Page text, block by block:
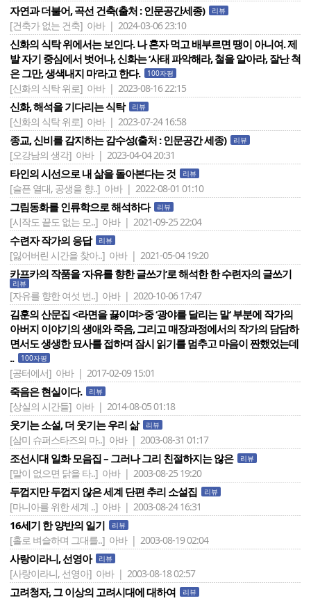
자연과 더불어, 곡선 건축(출처 : 인문공간세종) 리뷰
[건축가 없는 건축] 아바 | 2024-03-06 23:10
신화의 식탁 위에서는 보인다. 나 혼자 먹고 배부르면 땡이 아니여. 제
발 자기 중심에서 벗어나, 신화는 ‘사태 파악해라, 철을 알아라, 잘난 척
은 그만, 생색내지 마’라고 한다.
100자평
[신화의 식탁 위로] 아바 | 2023-08-16 22:15
신화, 해석을 기다리는 식탁 리뷰
[신화의 식탁 위로] 아바 | 2023-07-24 16:58
종교, 신비를 감지하는 감수성(출처 : 인문공간 세종) 리뷰
[오강남의 생각] 아바 | 2023-04-04 20:31
타인의 시선으로 내 삶을 돌아본다는 것 리뷰
[슬픈 열대, 공생을 향..] 아바 | 2022-08-01 01:10
그림동화를 인류학으로 해석하다 리뷰
[시작도 끝도 없는 모..] 아바 | 2021-09-25 22:04
수련자 작가의 응답 리뷰
[잃어버린 시간을 찾아..] 아바 | 2021-05-04 19:20
카프카의 작품을 ‘자유를 향한 글쓰기’로 해석한 한 수련자의 글쓰기
리뷰
[자유를 향한 여섯 번..] 아바 | 2020-10-06 17:47
김훈의 산문집 <라면을 끓이며>중 ‘광야를 달리는 말‘ 부분에 작가의
아버지 이야기의 생애와 죽음, 그리고 매장과정에서의 작가의 담담하
면서도 생생한 묘사를 접하며 잠시 읽기를 멈추고 마음이 짠했었는데
..
100자평
[공터에서] 아바 | 2017-02-09 15:01
죽음은 현실이다. 리뷰
[상실의 시간들] 아바 | 2014-08-05 01:18
웃기는 소설, 더 웃기는 우리 삶 리뷰
[삼미 슈퍼스타즈의 마..] 아바 | 2003-08-31 01:17
조선시대 일화 모음집 – 그러나 그리 친절하지는 않은 리뷰
[말이 없으면 닭을 타..] 아바 | 2003-08-25 19:20
두껍지만 두껍지 않은 세계 단편 추리 소설집 리뷰
[마니아를 위한 세계 ..] 아바 | 2003-08-24 16:31
16세기 한 양반의 일기 리뷰
[홀로 벼슬하며 그대를..] 아바 | 2003-08-19 02:04
사랑이라니, 선영아 리뷰
[사랑이라니, 선영아] 아바 | 2003-08-18 02:57
고려청자, 그 이상의 고려시대에 대하여 리뷰